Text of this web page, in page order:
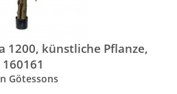
1200, künstliche Pflanze,
160161
Götessons